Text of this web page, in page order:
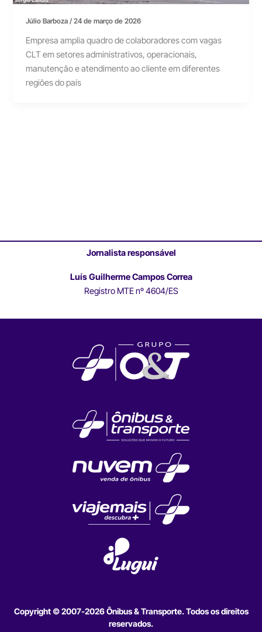
Júlio Barboza/24 de março de 2026
Empresa amplia quadro de colaboradores com vagas
CLT em setores administrativos, operacionais,
manutenção e atendimento ao cliente em diferentes
regiões do país
Jornalista responsável
Luís Guilherme Campos Correa
Registro MTE nº 4604/ES
Copyright © 2007-2026 Ônibus & Transporte. Todos os direitos
reservados.